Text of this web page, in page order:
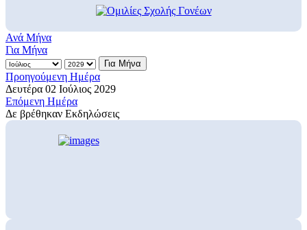
Ανά Μήνα
Για Μήνα
Για Μήνα
Προηγούμενη Ημέρα
Δευτέρα 02 Ιούλιος 2029
Επόμενη Ημέρα
Δε βρέθηκαν Εκδηλώσεις